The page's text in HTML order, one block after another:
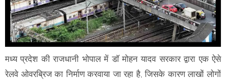
मध्य प्रदेश की राजधानी भोपाल में डॉ मोहन यादव सरकार द्वारा एक ऐसे
रेलवे ओवरब्रिज का निर्माण करवाया जा रहा है, जिसके कारण लाखों लोगों